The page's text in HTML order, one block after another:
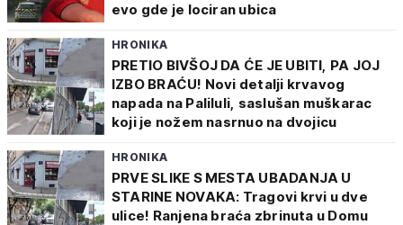
evo gde je lociran ubica
HRONIKA
PRETIO BIVŠOJ DA ĆE JE UBITI, PA JOJ
IZBO BRAĆU! Novi detalji krvavog
napada na Paliluli, saslušan muškarac
koji je nožem nasrnuo na dvojicu
HRONIKA
PRVE SLIKE S MESTA UBADANJA U
STARINE NOVAKA: Tragovi krvi u dve
ulice! Ranjena braća zbrinuta u Domu